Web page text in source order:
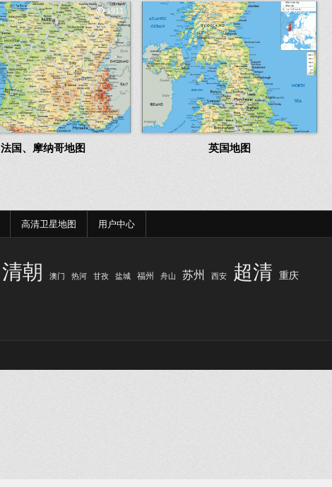
1911
法国、摩纳哥地图
6951
英国地图
高清卫星地图 用户中心
清朝 澳门 热河 甘孜 盐城 福州 舟山 苏州 西安 超清 重庆